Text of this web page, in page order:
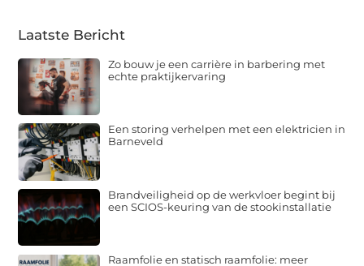
Laatste Bericht
Zo bouw je een carrière in barbering met
echte praktijkervaring
Een storing verhelpen met een elektricien in
Barneveld
Brandveiligheid op de werkvloer begint bij
een SCIOS-keuring van de stookinstallatie
Raamfolie en statisch raamfolie: meer